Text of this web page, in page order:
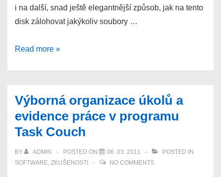
i na další, snad ještě elegantnější způsob, jak na tento
disk zálohovat jakýkoliv soubory …
Jak
online
disk
pro
Read more »
Výborná organizace úkolů a
evidence práce v programu
Task Couch
BY ADMIN POSTED ON 06. 03. 2011
POSTED IN
SOFTWARE, ZKUŠENOSTI NO COMMENTS